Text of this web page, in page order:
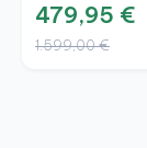
479,95 €
1.599,00 €